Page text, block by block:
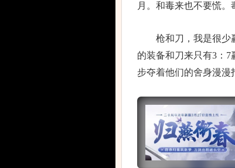
月。和毒来也不要慌。
枪和刀，我是很少赢
的装备和刀来只有3：
步夺着他们的舍身漫漫